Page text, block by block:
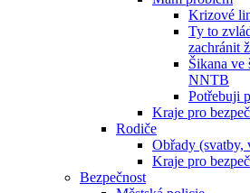
Krizové
Ty to
zachránit
Šikana
NNTB
Potřebuji
Kraje pro
Rodiče
Obřady (svatby,
Kraje pro
Bezpečnost